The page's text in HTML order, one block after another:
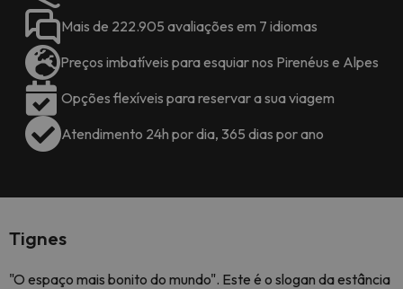
Mais de 222.905 avaliações em 7 idiomas
Preços imbatíveis para esquiar nos Pirenéus e Alpes
Opções flexíveis para reservar a sua viagem
Atendimento 24h por dia, 365 dias por ano
Tignes
"O espaço mais bonito do mundo". Este é o slogan da estância